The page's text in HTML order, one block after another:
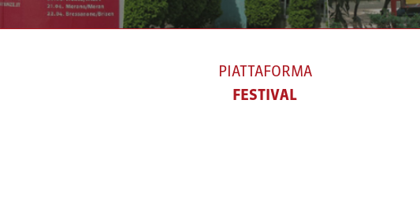
PIATTAFORMA
FESTIVAL